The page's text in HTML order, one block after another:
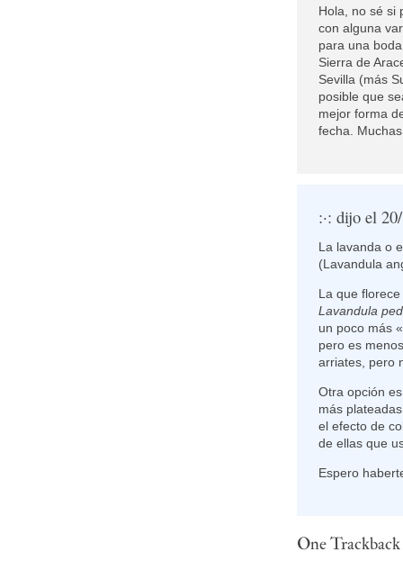
Hola, no sé si
con alguna
para una
Sierra de
Sevilla (más
posible que
mejor forma
fecha.
:·: dijo el
La lavanda o
(Lavandula
La que
Lavandula
un poco más
pero es
arriates, pero
Otra opción
más
el efecto de
de ellas que
Espero
OneTrackback